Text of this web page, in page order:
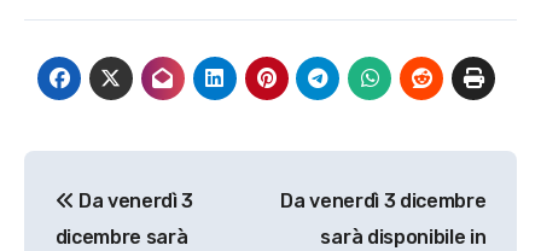
articoli
Da venerdì 3
dicembre sarà
Da venerdì 3 dicembre
sarà disponibile in